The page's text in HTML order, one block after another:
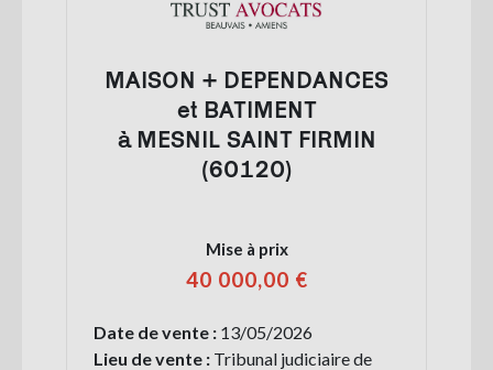
MAISON + DEPENDANCES
et BATIMENT
à MESNIL SAINT FIRMIN
(60120)
Mise à prix
40 000,00 €
Date de vente : 13/05/2026
Lieu de vente : Tribunal judiciaire de